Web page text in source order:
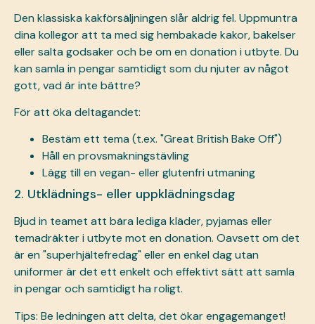
Den klassiska kakförsäljningen slår aldrig fel. Uppmuntra
dina kollegor att ta med sig hembakade kakor, bakelser
eller salta godsaker och be om en donation i utbyte. Du
kan samla in pengar samtidigt som du njuter av något
gott, vad är inte bättre?
För att öka deltagandet:
Bestäm ett tema (t.ex. "Great British Bake Off")
Håll en provsmakningstävling
Lägg till en vegan- eller glutenfri utmaning
2. Utklädnings- eller uppklädningsdag
Bjud in teamet att bära lediga kläder, pyjamas eller
temadräkter i utbyte mot en donation. Oavsett om det
är en "superhjältefredag" eller en enkel dag utan
uniformer är det ett enkelt och effektivt sätt att samla
in pengar och samtidigt ha roligt.
Tips: Be ledningen att delta, det ökar engagemanget!